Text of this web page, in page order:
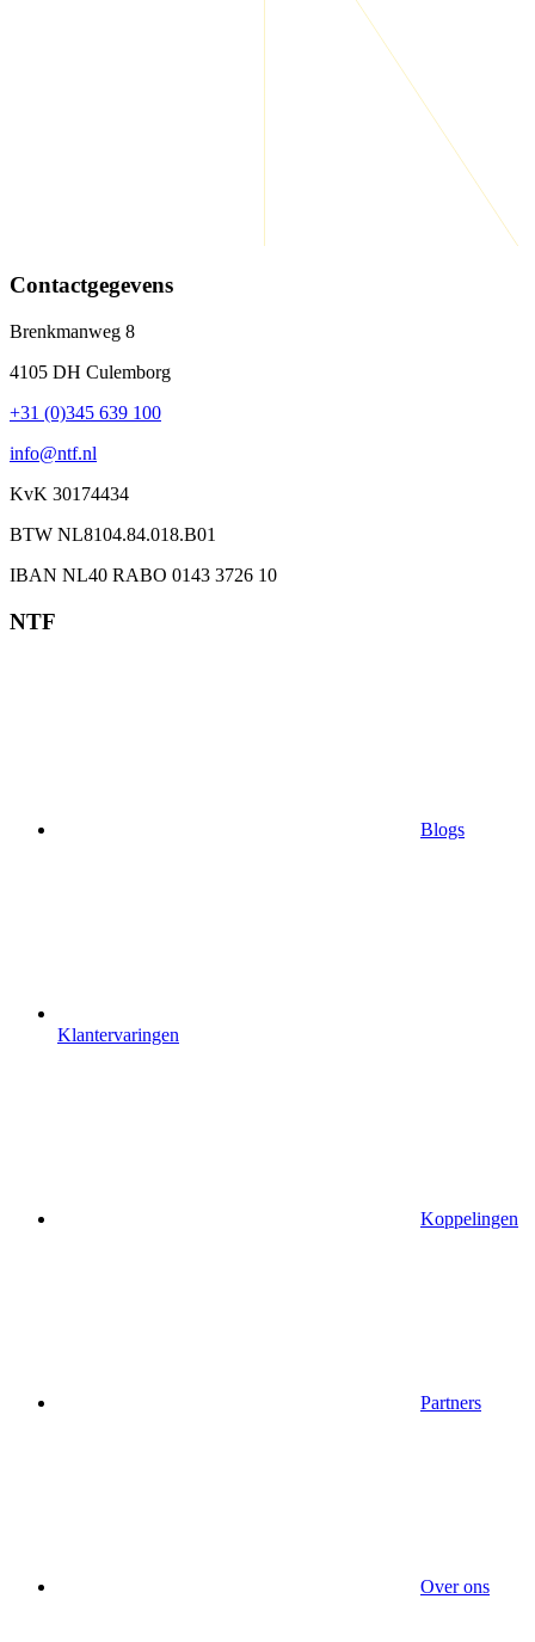
Contactgegevens
Brenkmanweg 8
4105 DH Culemborg
+31 (0)345 639 100
info@ntf.nl
KvK 30174434
BTW NL8104.84.018.B01
IBAN NL40 RABO 0143 3726 10
NTF
Blogs
Klantervaringen
Koppelingen
Partners
Over ons